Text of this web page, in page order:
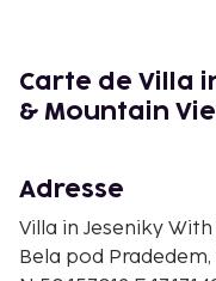
Station de ski Kareš
Jelení - 25,1 km
Un parking gratuit
l'hébergement. La
nombreuses
Carte de Villa
& Mountain
Adresse
Villa in Jeseniky
Bela pod